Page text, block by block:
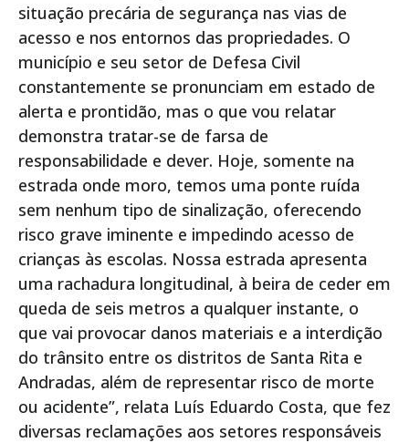
situação precária de segurança nas vias de
acesso e nos entornos das propriedades. O
município e seu setor de Defesa Civil
constantemente se pronunciam em estado de
alerta e prontidão, mas o que vou relatar
demonstra tratar-se de farsa de
responsabilidade e dever. Hoje, somente na
estrada onde moro, temos uma ponte ruída
sem nenhum tipo de sinalização, oferecendo
risco grave iminente e impedindo acesso de
crianças às escolas. Nossa estrada apresenta
uma rachadura longitudinal, à beira de ceder em
queda de seis metros a qualquer instante, o
que vai provocar danos materiais e a interdição
do trânsito entre os distritos de Santa Rita e
Andradas, além de representar risco de morte
ou acidente”, relata Luís Eduardo Costa, que fez
diversas reclamações aos setores responsáveis